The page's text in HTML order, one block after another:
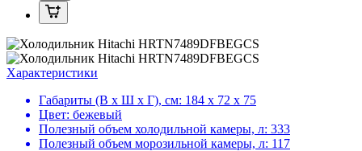
Характеристики
Габариты (В х Ш х Г), см: 184 х 72 х 75
Цвет: бежевый
Полезный объем холодильной камеры, л: 333
Полезный объем морозильной камеры, л: 117